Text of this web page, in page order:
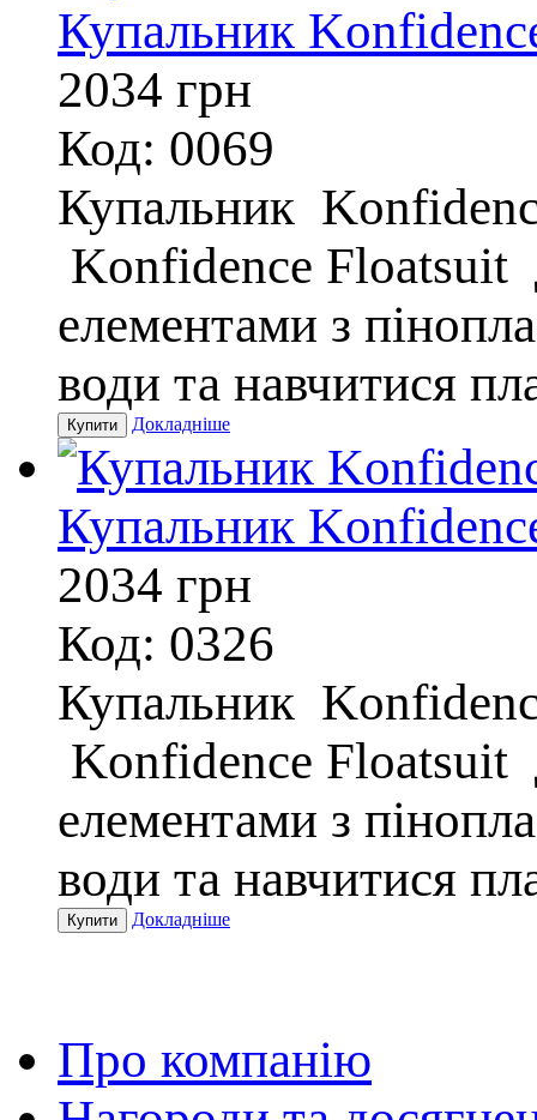
Купальник
2034 грн
Код: 0069
Купальник
Konfidence Floatsuit
елементами з
води та навчитися
Докладніше
Купальник
2034 грн
Код: 0326
Купальник
Konfidence Floatsuit
елементами з
води та навчитися
Докладніше
Про компанію